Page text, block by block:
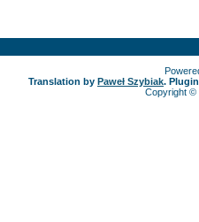
Translation by Paweł Szybiak.
Copyright ©